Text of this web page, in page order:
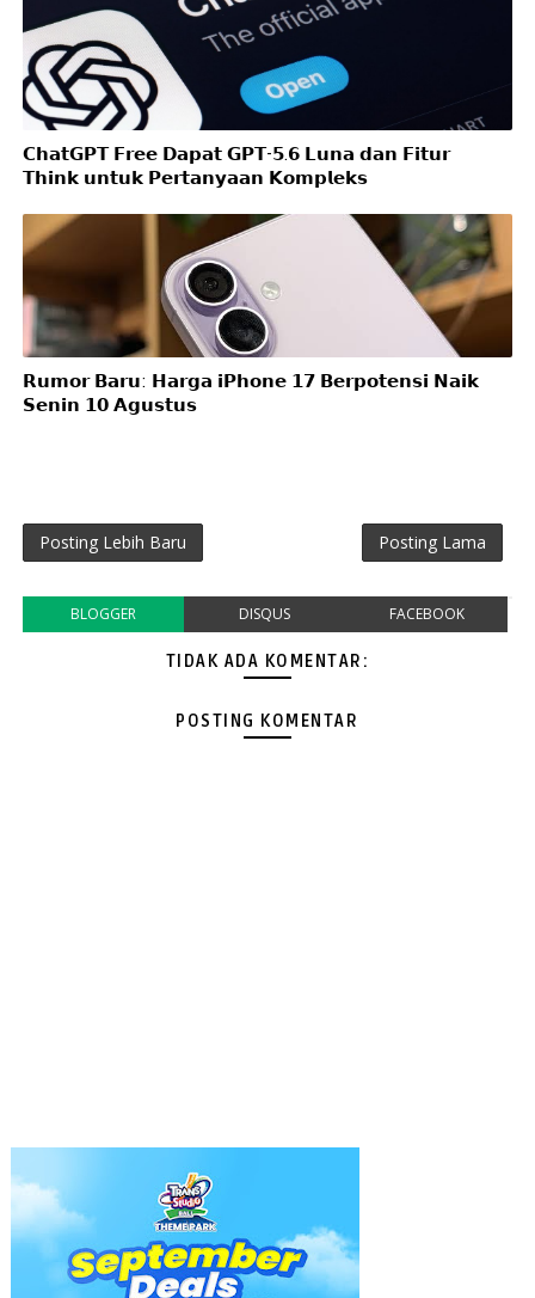
𝗖𝗵𝗮𝘁𝗚𝗣𝗧 𝗙𝗿𝗲𝗲 𝗗𝗮𝗽𝗮𝘁 𝗚𝗣𝗧-𝟱.𝟲 𝗟𝘂𝗻𝗮 𝗱𝗮𝗻 𝗙𝗶𝘁𝘂𝗿
𝗧𝗵𝗶𝗻𝗸 𝘂𝗻𝘁𝘂𝗸 𝗣𝗲𝗿𝘁𝗮𝗻𝘆𝗮𝗮𝗻 𝗞𝗼𝗺𝗽𝗹𝗲𝗸𝘀
𝗥𝘂𝗺𝗼𝗿 𝗕𝗮𝗿𝘂: 𝗛𝗮𝗿𝗴𝗮 𝗶𝗣𝗵𝗼𝗻𝗲 𝟭𝟳 𝗕𝗲𝗿𝗽𝗼𝘁𝗲𝗻𝘀𝗶 𝗡𝗮𝗶𝗸
𝗦𝗲𝗻𝗶𝗻 𝟭𝟬 𝗔𝗴𝘂𝘀𝘁𝘂𝘀
Posting Lebih Baru Posting Lama
BLOGGER DISQUS FACEBOOK
TIDAK ADA KOMENTAR:
POSTING KOMENTAR